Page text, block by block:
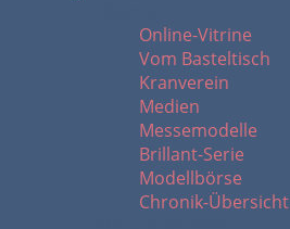
Online-Vitrine
Vom Basteltisch
Kranverein
Medien
Messemodelle
Brillant-Serie
Modellbörse
Chronik-Übersicht